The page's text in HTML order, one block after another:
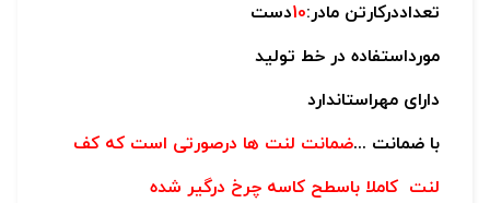
تعداددرکارتن مادر:10دست
مورداستفاده در خط تولید
دارای مهراستاندارد
با ضمانت ...ضمانت لنت ها درصورتی است که کف
لنت کاملا باسطح کاسه چرخ درگیر شده